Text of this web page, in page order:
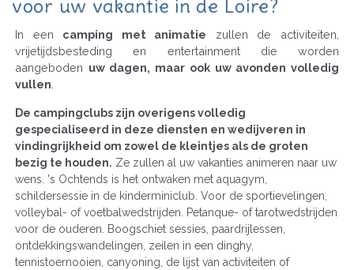
voor uw vakantie in de Loire?
In een camping met animatie zullen de activiteiten,
vrijetijdsbesteding en entertainment die worden
aangeboden uw dagen, maar ook uw avonden volledig
vullen
De campingclubs zijn overigens volledig
gespecialiseerd in deze diensten en wedijveren in
vindingrijkheid om zowel de kleintjes als de groten
bezig te houden. Ze zullen al uw vakanties animeren naar uw
wens. 's Ochtends is het ontwaken met aquagym,
schildersessie in de kinderminiclub. Voor de sportievelingen,
volleybal- of voetbalwedstrijden. Petanque- of tarotwedstrijden
voor de ouderen. Boogschiet sessies, paardrijlessen,
ontdekkingswandelingen, zeilen in een dinghy,
tennistoernooien, canyoning, de lijst van activiteiten of